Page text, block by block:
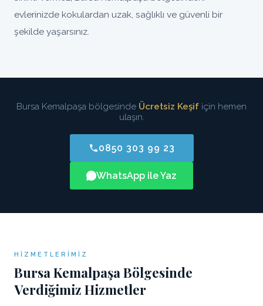
evlerinizde kokulardan uzak, sağlıklı ve güvenli bir
şekilde yaşarsınız.
Bursa Kemalpaşa bölgesinde Ücretsiz Keşif için hemen
ulaşın.
0850 303 99 23
WhatsApp ile Yaz
HIZMETLERIMIZ
Bursa Kemalpaşa Bölgesinde
Verdiğimiz Hizmetler